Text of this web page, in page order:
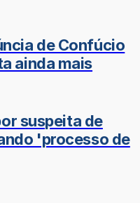
de Confúcio
ainda mais
suspeita de
'processo de